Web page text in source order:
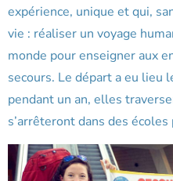
expérience, unique et qui,
vie : réaliser un voyage
monde pour enseigner aux
secours. Le départ a eu
pendant un an, elles
s’arrêteront dans des